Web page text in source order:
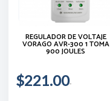
REGULADOR DE VOLTAJE
VORAGO AVR-300 1 TOMA
900 JOULES
$221.00